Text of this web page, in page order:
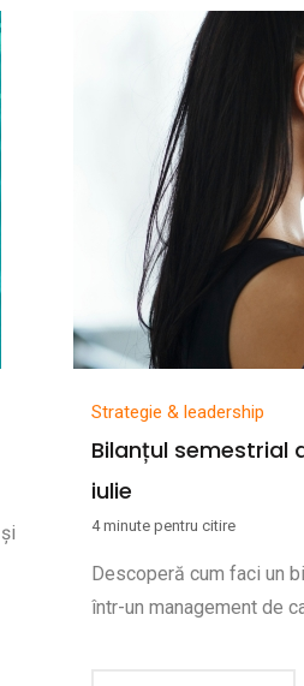
Strategie & leadership
Bilanțul semestrial
iulie
4 minute pentru citire
Descoperă cum faci un
într-un management de